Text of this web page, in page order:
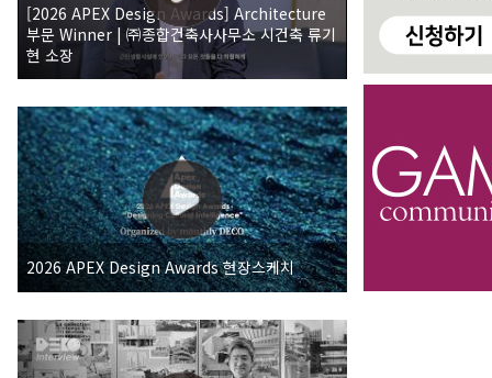
[2026 APEX Design Awards] Architecture
부문 Winner | ㈜종합건축사사무소 시건축 류기
현 소장
2026 APEX Design Awards 현장스케치